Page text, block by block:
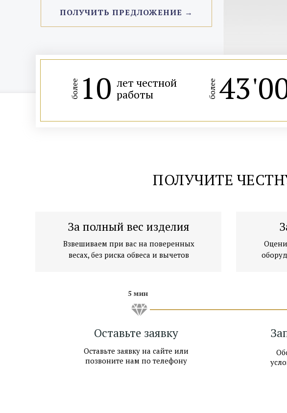
м. Киевская, 1 мин. пешком
8 800 775-
Показать на карте →
ПОЛУЧИТЬ ПРЕДЛОЖЕНИЕ →
10 лет честной
работы
более
более
За полный вес изделия
ПОЛУЧИТЕ
Взвешиваем при вас на поверенных
весах, без риска обвеса и вычетов
Оставьте заявку на сайте или
позвоните нам по телефону
Оставьте заявку
5 мин